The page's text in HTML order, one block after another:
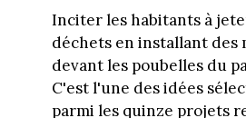
Inciter les habitants à
déchets en installant des
devant les poubelles du
C'est l'une des idées
parmi les quinze projets